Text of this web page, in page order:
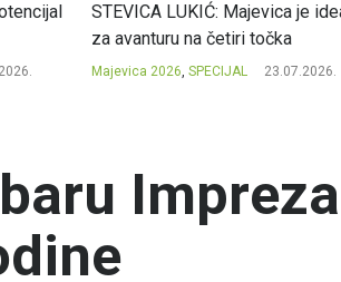
STEVICA LUKIĆ: Majevica je
za avanturu na četiri točka
Majevica 2026, SPECIJAL 23.07.2026.